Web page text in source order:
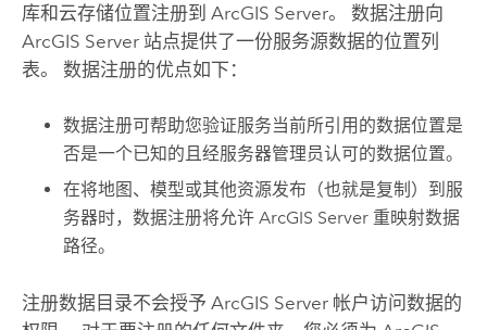
库和云存储位置注册到 ArcGIS Server。 数据注册向
ArcGIS Server站点提供了一份服务源数据的位置列
表。 数据注册的优点如下：
数据注册可帮助您验证服务当前所引用的数据位置是
否是一个已知的且经服务器管理员认可的数据位置。
在将地图、模型或其他资源发布（也就是复制）到服
务器时，数据注册将允许ArcGIS Server 重映射数据
路径。
注册数据目录不会授予 ArcGIS Server帐户访问数据的